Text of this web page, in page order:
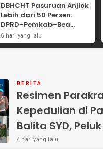
DBHCHT Pasuruan Anjlok
Lebih dari 50 Persen:
DPRD–Pemkab–Bea
Cukai Perkuat Perang
Melawan Peredaran
6 hari yang lalu
BERITA
Resimen
Kepedulian di
Balita SYD,
Terlantar
4 hari yang lalu